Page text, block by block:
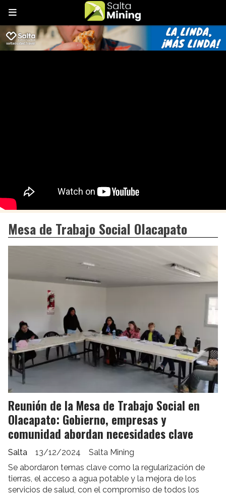
Mesa de Trabajo Social Olacapato
Reunión de la Mesa de Trabajo Social en
Olacapato: Gobierno, empresas y
comunidad abordan necesidades clave
Salta Mining
Salta
13/12/2024
Se abordaron temas clave como la regularización de
tierras, el acceso a agua potable y la mejora de los
servicios de salud, con el compromiso de todos los